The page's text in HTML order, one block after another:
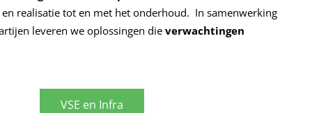
realisatie tot en met het onderhoud. In samenwerking
leveren we oplossingen die verwachtingen
VSE en Infra